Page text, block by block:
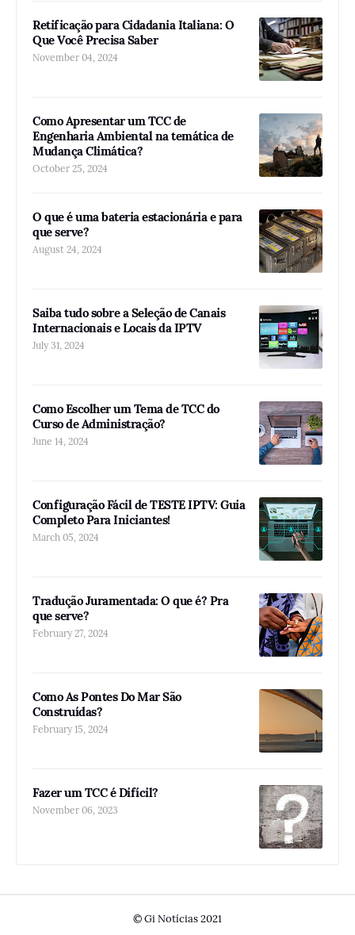
Retificação para Cidadania Italiana: O
Que Você Precisa Saber
November 04, 2024
Como Apresentar um TCC de
Engenharia Ambiental na temática de
Mudança Climática?
October 25, 2024
O que é uma bateria estacionária e para
que serve?
August 24, 2024
Saiba tudo sobre a Seleção de Canais
Internacionais e Locais da IPTV
July 31, 2024
Como Escolher um Tema de TCC do
Curso de Administração?
June 14, 2024
Configuração Fácil de TESTE IPTV: Guia
Completo Para Iniciantes!
March 05, 2024
Tradução Juramentada: O que é? Pra
que serve?
February 27, 2024
Como As Pontes Do Mar São
Construídas?
February 15, 2024
Fazer um TCC é Difícil?
November 06, 2023
© Gi Notícias 2021